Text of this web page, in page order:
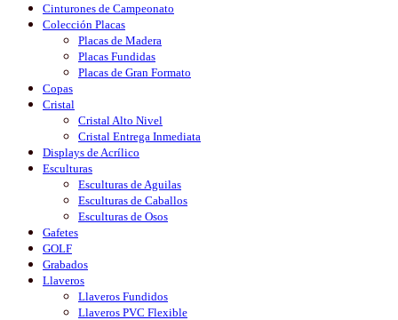
Cinturones de Campeonato
Colección Placas
Placas de Madera
Placas Fundidas
Placas de Gran Formato
Copas
Cristal
Cristal Alto Nivel
Cristal Entrega Inmediata
Displays de Acrílico
Esculturas
Esculturas de Aguilas
Esculturas de Caballos
Esculturas de Osos
Gafetes
GOLF
Grabados
Llaveros
Llaveros Fundidos
Llaveros PVC Flexible